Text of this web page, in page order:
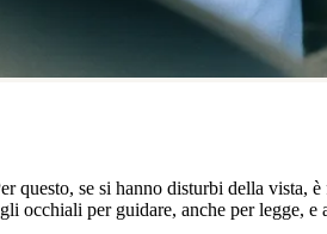
questo, se si hanno disturbi della vista,
per guidare, anche per legge, e